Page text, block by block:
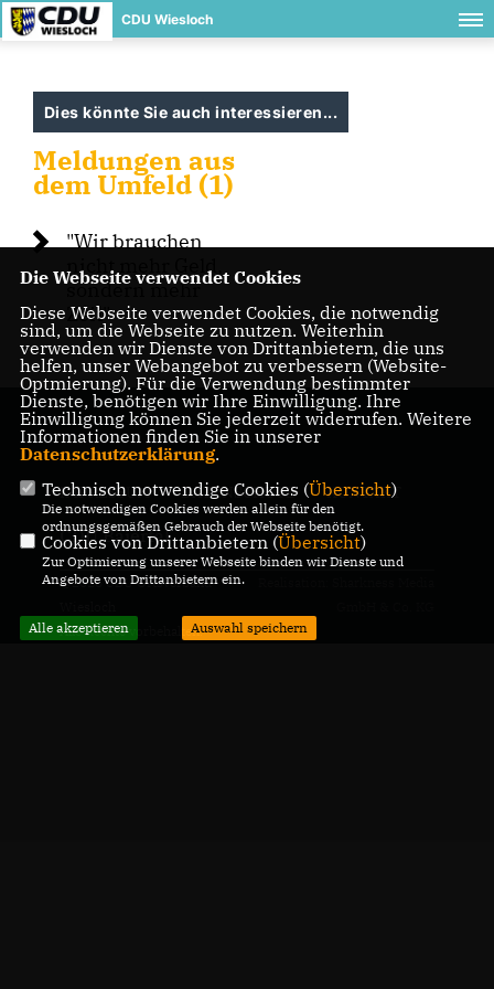
CDU Wiesloch
Dies könnte Sie auch interessieren...
Meldungen aus
dem Umfeld (1)
"Wir brauchen
nicht mehr Geld,
sondern mehr
Zeit"
IMPRESSUM DATENSCHUTZ KONTAKT
CDU Baiertal
@2026 CDU Ortsverband
Alle Rechte vorbehalten.
Die Webseite verwendet Cookies
Diese Webseite verwendet Cookies, die notwendig
sind, um die Webseite zu nutzen. Weiterhin
verwenden wir Dienste von Drittanbietern, die uns
helfen, unser Webangebot zu verbessern (Website-
Optmierung). Für die Verwendung bestimmter
Dienste, benötigen wir Ihre Einwilligung. Ihre
Einwilligung können Sie jederzeit widerrufen. Weitere
Informationen finden Sie in unserer
Datenschutzerklärung.
Technisch notwendige Cookies (Übersicht)
Die notwendigen Cookies werden allein für den
ordnungsgemäßen Gebrauch der Webseite benötigt.
Cookies von Drittanbietern (Übersicht)
Zur Optimierung unserer Webseite binden wir Dienste und
Angebote von Drittanbietern ein.
Alle akzeptieren Auswahl speichern